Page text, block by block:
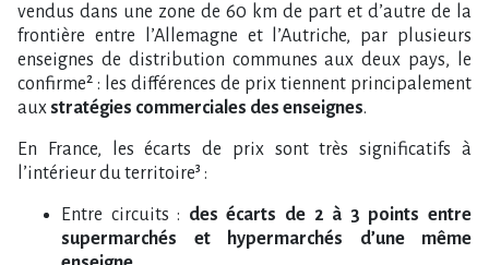
vendus dans une zone de 60 km de part et d’autre de la
frontière entre l’Allemagne et l’Autriche, par plusieurs
enseignes de distribution communes aux deux pays, le
confirme² : les différences de prix tiennent principalement
auxstratégies commerciales des enseignes.
En France, les écarts de prix sont très significatifs à
l’intérieur du territoire³ :
Entre circuits : des écarts de 2 à 3 points entre
supermarchés et hypermarchés d’une même